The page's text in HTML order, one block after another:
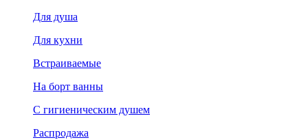
Для душа
Для кухни
Встраиваемые
На борт ванны
C гигиеническим душем
Распродажа